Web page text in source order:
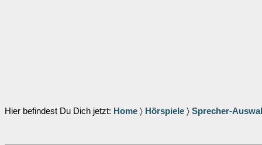
Hier befindest Du Dich jetzt: Home 〉 Hörspiele 〉 Sprecher-